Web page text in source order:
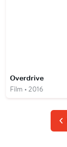
Overdrive
Film • 2016